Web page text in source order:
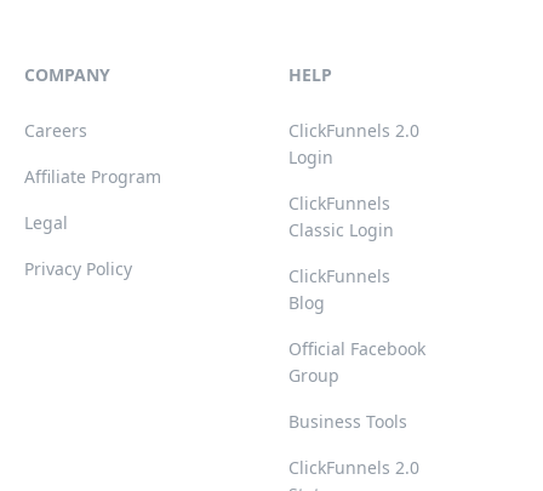
COMPANY
Careers
Affiliate Program
Legal
Privacy Policy
HELP
ClickFunnels 2.0
Login
ClickFunnels
Classic Login
ClickFunnels
Blog
Official Facebook
Group
Business Tools
ClickFunnels 2.0